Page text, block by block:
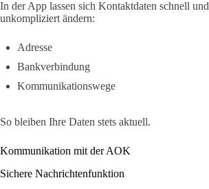
In der App lassen sich Kontaktdaten schnell und
unkompliziert ändern:
Adresse
Bankverbindung
Kommunikationswege
So bleiben Ihre Daten stets aktuell.
Kommunikation mit der AOK
Sichere Nachrichtenfunktion